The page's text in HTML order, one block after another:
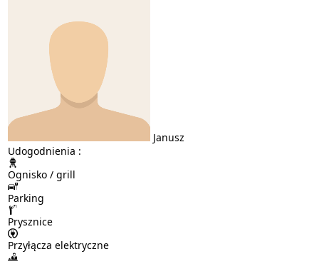
Janusz
Udogodnienia :
Ognisko / grill
Parking
Prysznice
Przyłącza elektryczne